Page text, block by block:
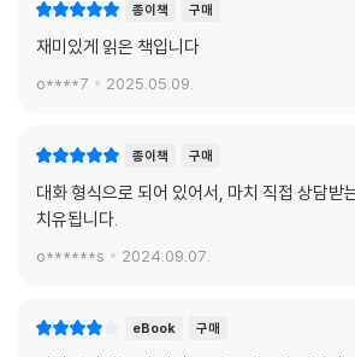
여기서 무엇보다 중요한 자세는 ‘자기 공감’이다.
신을 대입해보고 각 장의 틈새, 말미에 마련된 구
보면, 자신에게 깊이 공감하는 과정을 통해 왜곡
종이책 구매
재미있게 읽은 책입니다
o****7 2025.05.09.
종이책 구매
대화 형식으로 되어 있어서, 마치 직접 상담받
치유됩니다.
o******s 2024.09.07.
eBook 구매